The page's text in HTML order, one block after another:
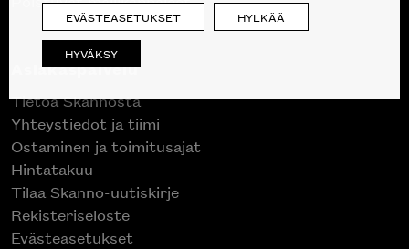
Asiakaspalvelu
Tietoa Skannosta
Yhteystiedot ja tiimi
Ostaminen ja toimitusajat
Hintatakuu
Tilaa Skanno-uutiskirje
Rekisteriseloste
Evästeasetukset
EVÄSTEASETUKSET HYLKÄÄ
HYVÄKSY